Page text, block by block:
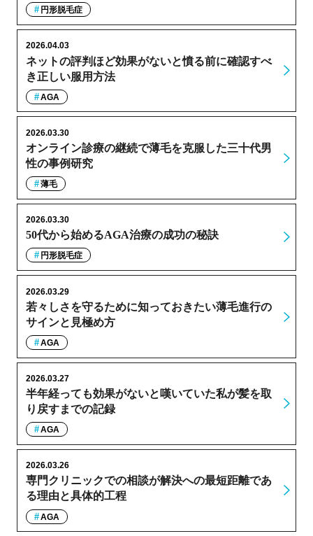
円形脱毛症
ネットの評判ほど効果がないと憤る前に確認すべ
き正しい服用方法
2026.04.03
AGA
オンライン診療の継続で薄毛を克服した三十代男
性の事例研究
2026.03.30
薄毛
50代から始めるAGA治療の成功の秘訣
2026.03.30
円形脱毛症
若々しさを守るために知っておきたい薄毛進行の
サインと見極め方
2026.03.29
AGA
半年経っても効果がないと嘆いていた私が髪を取
り戻すまでの記録
2026.03.27
AGA
専門クリニックでの相談が解決への最短距離であ
る理由と具体的工程
2026.03.26
AGA